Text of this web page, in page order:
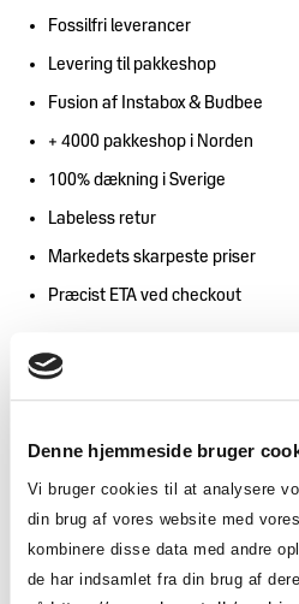
Denne hjemmeside bruger
Vi bruger cookies til at analysere
din brug af vores website med
kombinere disse data med andre
de har indsamlet fra din brug af
standarder
Persondata
Told
Trends
&
design
Udvidet
producentansvar
Vedtægter
medlemskab
servicemedlemskab
DM&T's forpligtelse
virksomhedsadfærd
historie
DM&T
Fossilfri leverancer
Levering til pakkeshop
Fusion af Instabox & Budbee
+ 4000 pakkeshop i Norden
100% dækning i Sverige
Labeless retur
Markedets skarpeste priser
Præcist ETA ved checkout
Priser:
Danmark:
Priser fra 27 kroner
Retur fra 27 kroner
Sverige:
Vil du vide
Bliv medlem af DM&T i dag
og mange andre artikler,
meget